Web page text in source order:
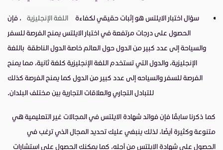
سؤال اختبار الايلتس هو إثبات حقيقي لكفاءة اللغة الإنجليزية
، فإن
الحصول على درجات مرتفعة في اختبار الايلتس يمنح الفرصة للسفر
والسياحة إلى عدد كبير من الدول حول العالم خاصة الدول الناطقة باللغة
الإنجليزية، والدول التي تستخدم اللغة الإنجليزية كلغة ثانية، مما يمنح
الفرصة للسفر والسياحه إلى عدد كبير من الدول كما يمنح الفرصة كذلك
للتبادل التجاري والعلاقات التجارية بين مختلف البلدان.
كما ذكرنا سابقًا فإن فوائد شهادة الايلتس في المجالات غير التعليمية هي
متنوعة وكثيرة أيضًا، لذلك ينبغي عليك تحديد المجال الذي ترغب في
الحصول على شهادة الايلتس من أجله، كما يمكنك الحصول على استشارات